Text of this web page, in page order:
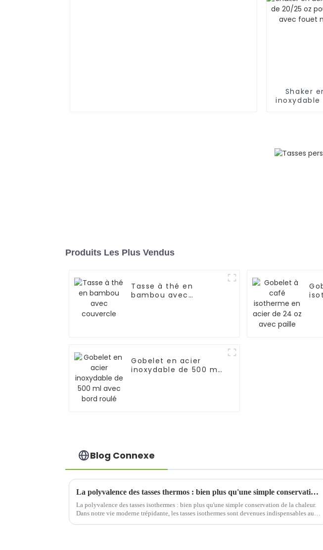
Shaker
inoxydable
Produits Les Plus Vendus
Tasse à thé en
bambou avec
Gobelet en acier
inoxydable de 500 ml
Blog Connexe
La polyvalence des tasses thermos : bien plus qu'une simple conservation de la chaleur
La polyvalence des tasses isothermes : bien plus qu'une simple conservation de la chaleur.
Dans notre vie moderne trépidante, les tasses isothermes sont devenues indispensables au